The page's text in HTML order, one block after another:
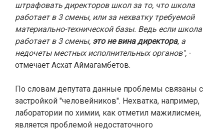
штрафовать директоров школ за то, что школа
работает в 3 смены, или за нехватку требуемой
материально-технической базы. Ведь если школа
работает в 3 смены, это не вина директора, а
недочеты местных исполнительных органов", -
отмечает Асхат Аймагамбетов.
По словам депутата данные проблемы связаны с
застройкой "человейников". Нехватка, например,
лаборатории по химии, как отметил мажилисмен,
является проблемой недостаточного